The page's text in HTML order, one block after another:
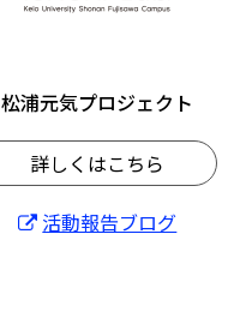
松浦元気プロジェクト
詳しくはこちら
活動報告ブログ